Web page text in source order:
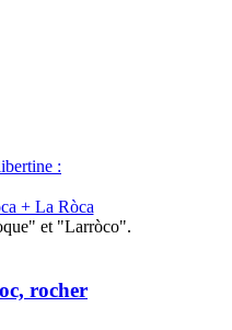
:
+ La Ròca
et "Larròco".
rocher